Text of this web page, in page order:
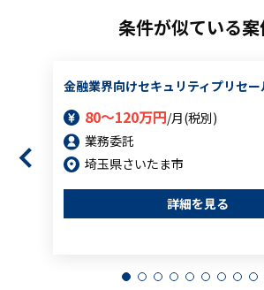
条件が似ている
金融業界向けセキュリティプリセ
80～120万円/月(税別)
業務委託
埼玉県さいたま市
詳細を見る